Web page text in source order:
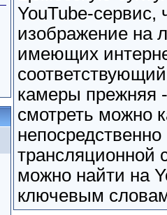
YouTube-сервис,
изображение на
имеющих
камеры прежняя
смотреть можно
трансляционной
можно найти на
ключевым